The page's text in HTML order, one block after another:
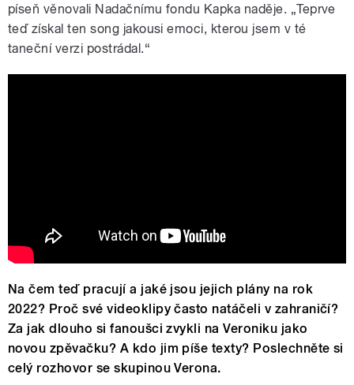
píseň věnovali Nadačnímu fondu Kapka naděje. „Teprve
teď získal ten song jakousi emoci, kterou jsem v té
taneční verzi postrádal.“
Na čem teď pracují a jaké jsou jejich plány na rok
2022? Proč své videoklipy často natáčeli v zahraničí?
Za jak dlouho si fanoušci zvykli na Veroniku jako
novou zpěvačku? A kdo jim píše texty? Poslechněte si
celý rozhovor se skupinou Verona.